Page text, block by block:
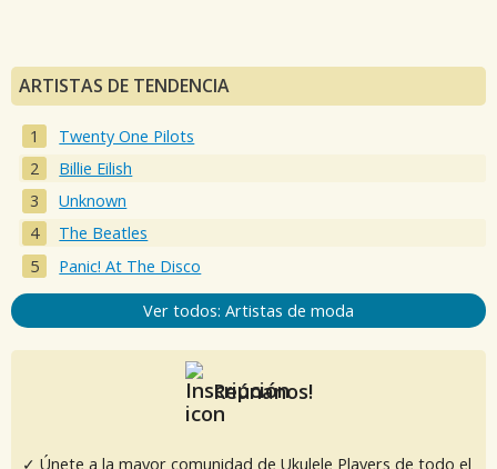
ARTISTAS DE TENDENCIA
Twenty One Pilots
Billie Eilish
Unknown
The Beatles
Panic! At The Disco
Ver todos: Artistas de moda
Reúnanos!
✓ Únete a la mayor comunidad de Ukulele Players de todo el